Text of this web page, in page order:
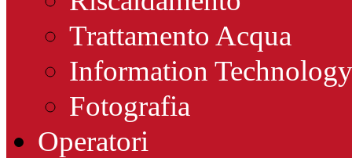
Trattamento Acqua
Information Technology
Fotografia
Operatori